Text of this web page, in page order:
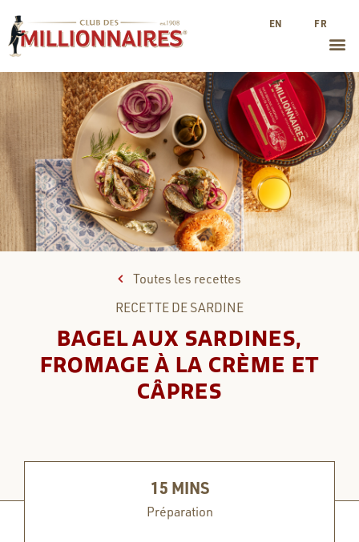
EN FR
Toutes les recettes
RECETTE DE SARDINE
BAGEL AUX SARDINES,
FROMAGE À LA CRÈME ET
CÂPRES
15 MINS
Préparation